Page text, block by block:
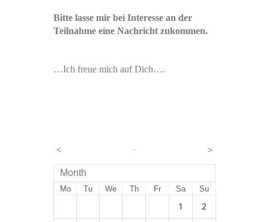
Bitte lasse mir bei Interesse an der
Teilnahme eine Nachricht zukommen.
…Ich freue mich auf Dich….
< >
Month
Mo Tu We Th Fr Sa Su
1 2